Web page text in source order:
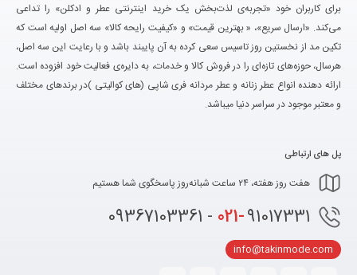
برای کاربران خود «تجربه‌ی لذت‌بخش یک خرید اینترنتی عطر و ادکلن» را تداعی
می‌کند. «ارسال سریع»، « بهترین قیمت» و «کیفیت رایحه کالا» سه اصل اولیه است که
تکین مد از نخستین روز تاسیس سعی کرده به آن پایبند باشد و با رعایت این سه اصل،
هرسال، حوزه‌های تازه‌ای را در فروش کالا و خدمات، به دایره‌ی فعالیت خود افزوده است.
ارائه دهنده انواع عطر زنانه و عطر مردانه فری شاپی (های کوالیتی )در برندهای مختلف
و معتبر موجود در سراسر دنیا میباشد.
پل های ارتباطی
هفت روز هفته، ۲۴ ساعت شبانه‌روز پاسخگوی شما هستیم
021-91017331 - 09367103361
info@takinmode.com